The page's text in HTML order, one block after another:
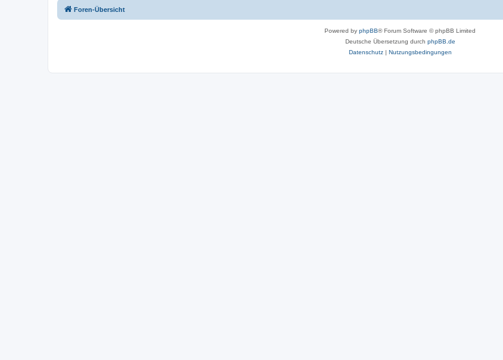
Foren-Übersicht
Powered by phpBB® Forum Software © phpBB Limited
Deutsche Übersetzung durch phpBB.de
Datenschutz| Nutzungsbedingungen